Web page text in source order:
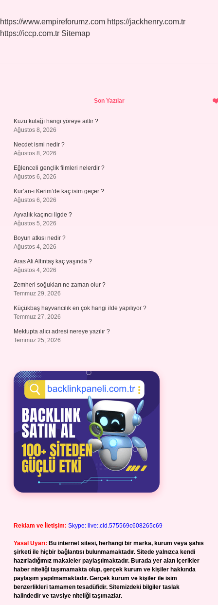
https://www.empireforumz.com https://jackhenry.com.tr
https://iccp.com.tr Sitemap
Son Yazılar
Kuzu kulağı hangi yöreye aittir ?
Ağustos 8, 2026
Necdet ismi nedir ?
Ağustos 8, 2026
Eğlenceli gençlik filmleri nelerdir ?
Ağustos 6, 2026
Kur’an-ı Kerim’de kaç isim geçer ?
Ağustos 6, 2026
Ayvalık kaçıncı ligde ?
Ağustos 5, 2026
Boyun atkısı nedir ?
Ağustos 4, 2026
Aras Ali Altıntaş kaç yaşında ?
Ağustos 4, 2026
Zemheri soğukları ne zaman olur ?
Temmuz 29, 2026
Küçükbaş hayvancılık en çok hangi ilde yapılıyor ?
Temmuz 27, 2026
Mektupta alıcı adresi nereye yazılır ?
Temmuz 25, 2026
Reklam ve İletişim: Skype: live:.cid.575569c608265c69
Yasal Uyarı: Bu internet sitesi, herhangi bir marka, kurum veya şahıs
şirketi ile hiçbir bağlantısı bulunmamaktadır. Sitede yalnızca kendi
hazırladığımız makaleler paylaşılmaktadır. Burada yer alan içerikler
haber niteliği taşımamakta olup, gerçek kurum ve kişiler hakkında
paylaşım yapılmamaktadır. Gerçek kurum ve kişiler ile isim
benzerlikleri tamamen tesadüfidir. Sitemizdeki bilgiler taslak
halindedir ve tavsiye niteliği taşımazlar.